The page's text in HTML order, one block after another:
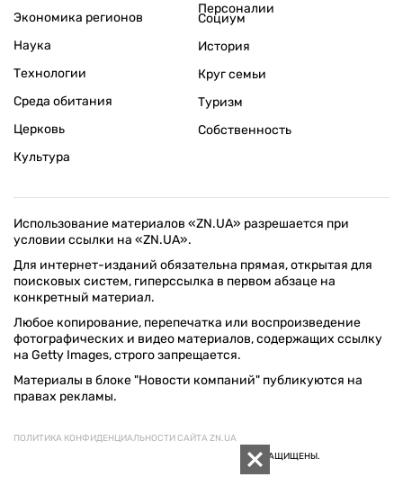
Экономика регионов
Персоналии
Наука
Технологии
Среда обитания
Церковь
Культура
Социум
История
Круг семьи
Туризм
Собственность
Использование материалов «ZN.UA» разрешается при
условии ссылки на «ZN.UA».
Для интернет-изданий обязательна прямая, открытая для
поисковых систем, гиперссылка в первом абзаце на
конкретный материал.
Любое копирование, перепечатка или воспроизведение
фотографических и видео материалов, содержащих ссылку
на Getty Images, строго запрещается.
Материалы в блоке "Новости компаний" публикуются на
правах рекламы.
ПОЛИТИКА КОНФИДЕНЦИАЛЬНОСТИ САЙТА ZN.UA
© 1994–2026 «ЗЕРКАЛО НЕДЕЛИ. УКРАИНА». ВСЕ ПРАВА ЗАЩИЩЕНЫ.